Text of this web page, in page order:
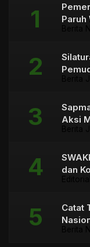
Paruh
Aksi
dan
Catat